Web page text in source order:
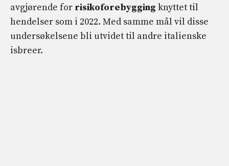
avgjørende for risikoforebygging knyttet til
hendelser som i 2022. Med samme mål vil disse
undersøkelsene bli utvidet til andre italienske
isbreer.